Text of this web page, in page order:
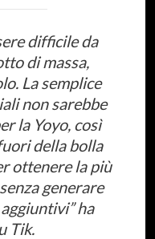
difficile da
di massa,
La semplice
non sarebbe
la Yoyo, così
della bolla
ottenere la più
generare
ha
Tik.